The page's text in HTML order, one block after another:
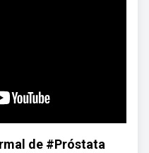
de #Próstata